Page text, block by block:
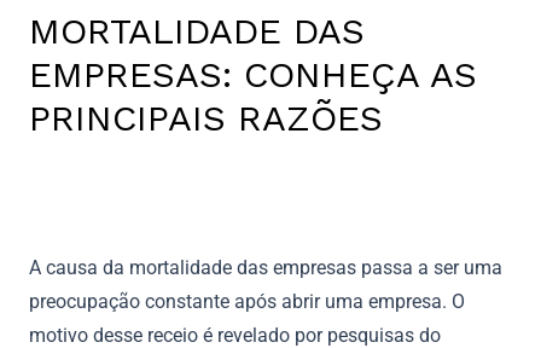
MORTALIDADE DAS
EMPRESAS: CONHEÇA AS
PRINCIPAIS RAZÕES
A causa da mortalidade das empresas passa a ser uma
preocupação constante após abrir uma empresa. O
motivo desse receio é revelado por pesquisas do